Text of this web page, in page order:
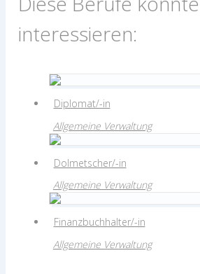
interessieren:
Diplomat/-in
Allgemeine Verwaltung
Dolmetscher/-in
Allgemeine Verwaltung
Finanzbuchhalter/-in
Allgemeine Verwaltung